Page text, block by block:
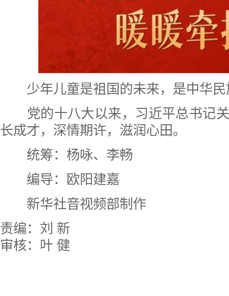
少年儿童是祖国的未来，是中华民
党的十八大以来，习近平总书记关
长成才，深情期许，滋润心田。
统筹：杨咏、李畅
编导：欧阳建嘉
新华社音视频部制作
责编：刘 新
审核：叶 健